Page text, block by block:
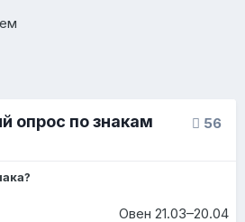
56
опрос по знакам
Овен 21.03–20.04